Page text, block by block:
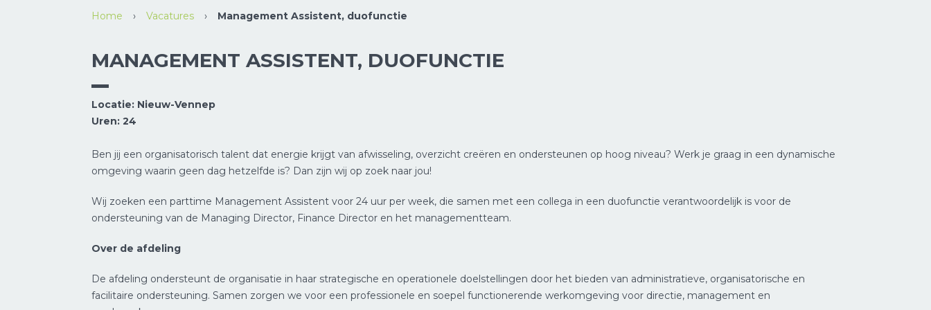
Home › Vacatures › Management Assistent, duofunctie
MANAGEMENT ASSISTENT, DUOFUNCTIE
Locatie: Nieuw-Vennep
Uren: 24
Ben jij een organisatorisch talent dat energie krijgt van afwisseling, overzicht creëren en ondersteunen op hoog niveau? Werk je graag in een dynamische
omgeving waarin geen dag hetzelfde is? Dan zijn wij op zoek naar jou!
Wij zoeken een parttime Management Assistent voor 24 uur per week, die samen met een collega in een duofunctie verantwoordelijk is voor de
ondersteuning van de Managing Director, Finance Director en het managementteam.
Over de afdeling
De afdeling ondersteunt de organisatie in haar strategische en operationele doelstellingen door het bieden van administratieve, organisatorische en
facilitaire ondersteuning. Samen zorgen we voor een professionele en soepel functionerende werkomgeving voor directie, management en